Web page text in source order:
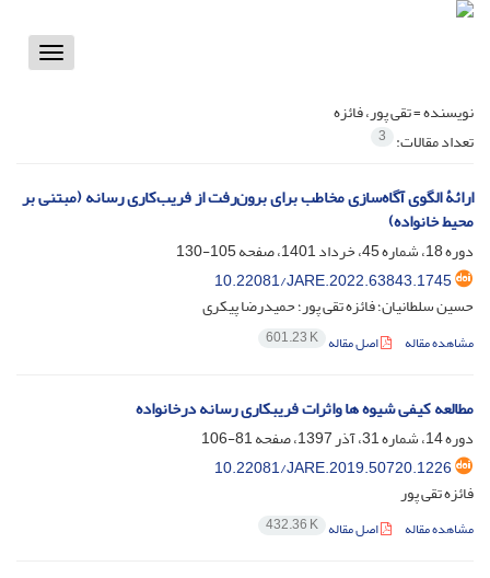
Toggle
نویسنده =تقی پور، فائزه
تعداد مقالات: 3
ارائۀ الگوی آگاه‌سازی مخاطب برای برون‌رفت از فریب‌کاری رسانه (مبتنی بر
محیط خانواده)
دوره 18، شماره 45، خرداد 1401، صفحه
105-130
10.22081/JARE.2022.63843.1745
حسین سلطانیان؛ فائزه تقی پور؛ حمیدرضا پیکری
مشاهده مقاله اصل مقاله 601.23 K
مطالعه کیفی شیوه ها واثرات فریبکاری رسانه درخانواده
دوره 14، شماره 31، آذر 1397، صفحه
81-106
10.22081/JARE.2019.50720.1226
فائزه تقی پور
مشاهده مقاله اصل مقاله 432.36 K